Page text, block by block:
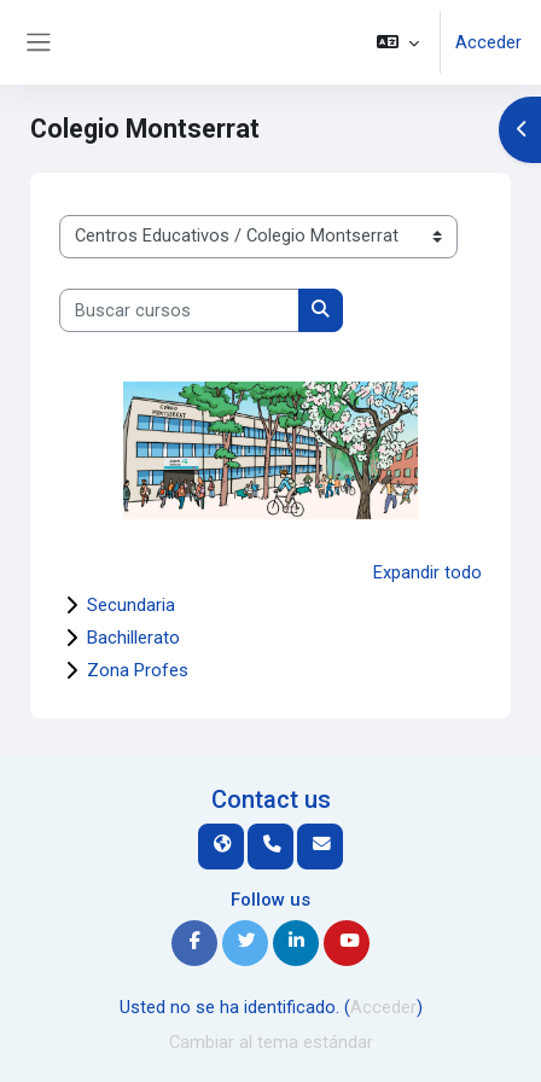
Acceder
Colegio Montserrat
Categorías
Buscar cursos
Buscar cursos
Expandir todo
Secundaria
Bachillerato
Zona Profes
Contact us
Follow us
Usted no se ha identificado. (Acceder)
Cambiar al tema estándar